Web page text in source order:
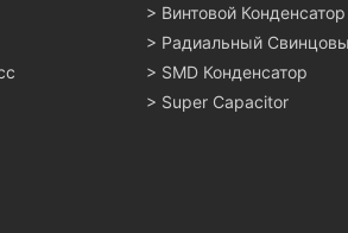
> Винтовой Конденсатор
> Радиальный
> SMD Конденсатор
> Super Capacitor